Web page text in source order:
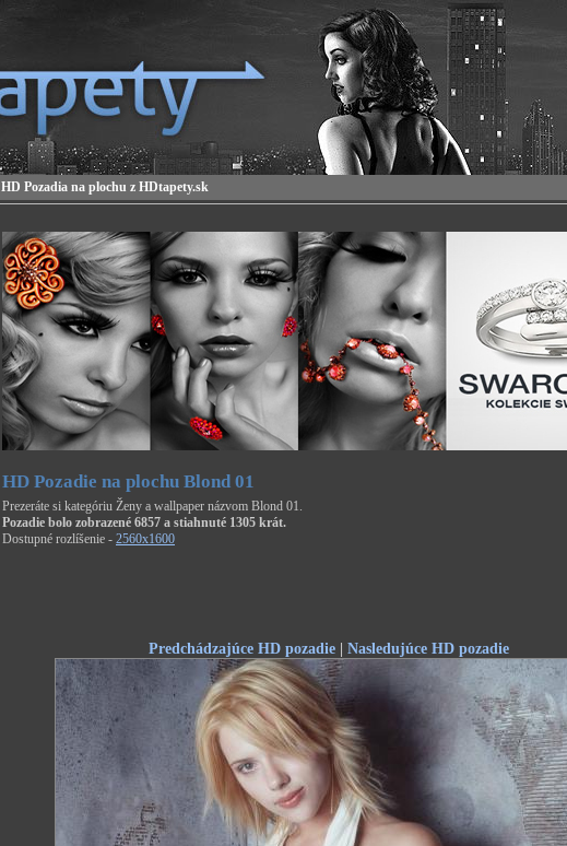
HD Pozadia na plochu z HDtapety.sk
HD Pozadie na plochu Blond 01
Prezeráte si kategóriu Ženy a wallpaper názvom Blond 01.
Pozadie bolo zobrazené 6857 a stiahnuté 1305 krát.
Dostupné rozlíšenie - 2560x1600
Predchádzajúce HD pozadie | Nasledujúce HD pozadie